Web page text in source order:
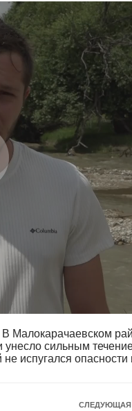
Малокарачаевском
унесло сильным
испугался